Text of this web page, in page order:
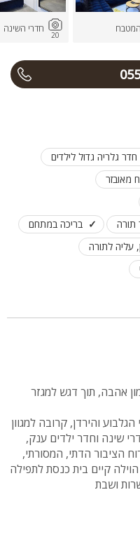
20
חדרי השינה
חדר גלריה גדול לילדים
מאובזר
תורה
בריכה במתחם
עליה לתורה
אהבה, תוך דגש למגזר
והירדן, קרובה למגוון
לכל המשפחה, מונה כ-7 חדרי שינה וחדר ילדים ענק,
הציבור הדתי, המסורתי,
קיים בית כנסת לתפילה
ושבת